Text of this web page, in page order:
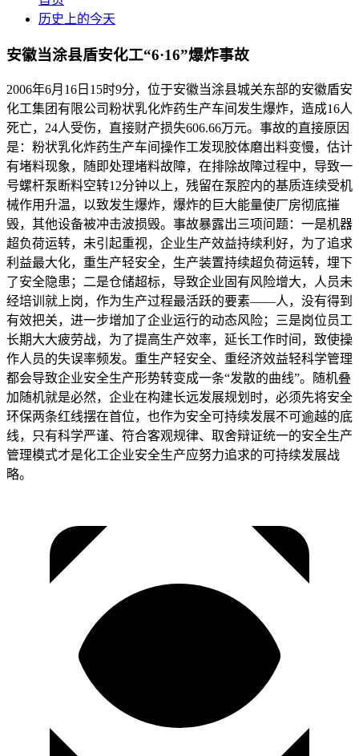
历史上的今天
安徽当涂县盾安化工“6·16”爆炸事故
2006年6月16日15时9分，位于安徽当涂县城关东部的安徽盾安
化工集团有限公司粉状乳化炸药生产车间发生爆炸，造成16人
死亡，24人受伤，直接财产损失606.66万元。事故的直接原因
是：粉状乳化炸药生产车间操作工发现胶体磨出料变慢，估计
有堵料现象，随即处理堵料故障，在排除故障过程中，导致一
号螺杆泵断料空转12分钟以上，残留在泵腔内的基质连续受机
械作用升温，以致发生爆炸，爆炸的巨大能量使厂房彻底摧
毁，其他设备被冲击波损毁。事故暴露出三项问题：一是机器
超负荷运转，未引起重视，企业生产效益持续利好，为了追求
利益最大化，重生产轻安全，生产装置持续超负荷运转，埋下
了安全隐患；二是仓储超标，导致企业固有风险增大，人员未
经培训就上岗，作为生产过程最活跃的要素——人，没有得到
有效把关，进一步增加了企业运行的动态风险；三是岗位员工
长期大大疲劳战，为了提高生产效率，延长工作时间，致使操
作人员的失误率频发。重生产轻安全、重经济效益轻科学管理
都会导致企业安全生产形势转变成一条“发散的曲线”。随机叠
加随机就是必然，企业在构建长远发展规划时，必须先将安全
环保两条红线摆在首位，也作为安全可持续发展不可逾越的底
线，只有科学严谨、符合客观规律、取舍辩证统一的安全生产
管理模式才是化工企业安全生产应努力追求的可持续发展战
略。